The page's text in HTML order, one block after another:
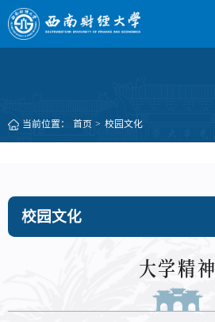
当前位置： 首页 > 校园文化
校园文化
大学精神